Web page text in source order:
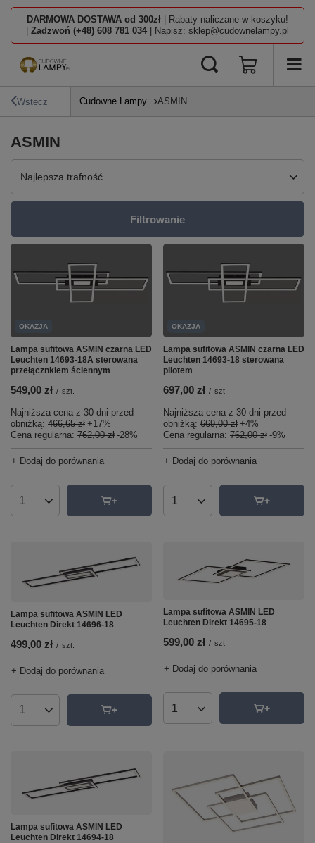
DARMOWA DOSTAWA od 300zł | Rabaty naliczane w koszyku!
Zadzwoń (+48) 608 781 034 | Napisz: sklep@cudownelampy.pl
Wstecz Cudowne Lampy ASMIN
ASMIN
Zmień sortowanie
Najlepsza trafność
Filtrowanie
OKAZJA
Lampa sufitowa ASMIN czarna LED
Leuchten 14693-18A sterowana
przełącznkiem ściennym
549,00 zł / szt.
Najniższa cena z 30 dni przed
obniżką: 466,65 zł +17%
Cena regularna: 762,00 zł -28%
+ Dodaj do porównania
Ilość produktów
OKAZJA
Lampa sufitowa ASMIN czarna LED
Leuchten 14693-18 sterowana
pilotem
697,00 zł / szt.
Najniższa cena z 30 dni przed
obniżką: 669,00 zł +4%
Cena regularna: 762,00 zł -9%
+ Dodaj do porównania
Ilość produktów
Lampa sufitowa ASMIN LED
Leuchten Direkt 14696-18
499,00 zł / szt.
+ Dodaj do porównania
Ilość produktów
Lampa sufitowa ASMIN LED
Leuchten Direkt 14695-18
599,00 zł / szt.
+ Dodaj do porównania
Ilość produktów
Lampa sufitowa ASMIN LED
Leuchten Direkt 14694-18